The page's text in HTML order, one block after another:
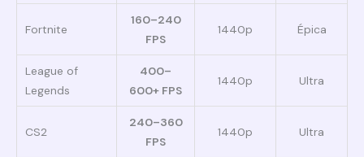
Fortnite
160–240
FPS
1440p Épica
League of
Legends
400–
600+ FPS
1440p Ultra
CS2
240–360
FPS
1440p Ultra